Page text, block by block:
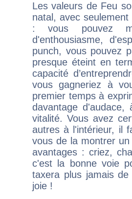
Les valeurs de Feu
natal, avec
: vous pouvez
d'enthousiasme,
punch, vous pouvez
presque éteint en
capacité
vous gagneriez à
premier temps à
davantage
vitalité. Vous avez
autres à l'intérieur, il
vous de la montrer
avantages : criez,
c'est la bonne voie
taxera plus jamais
joie !